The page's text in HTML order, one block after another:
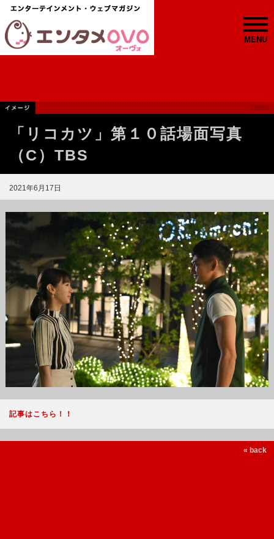
MENU
「リコカツ」第１０話場面写真
（C）TBS
2021年6月17日
記事はこちら！！
« back